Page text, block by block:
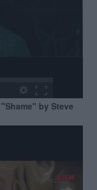
by Steve